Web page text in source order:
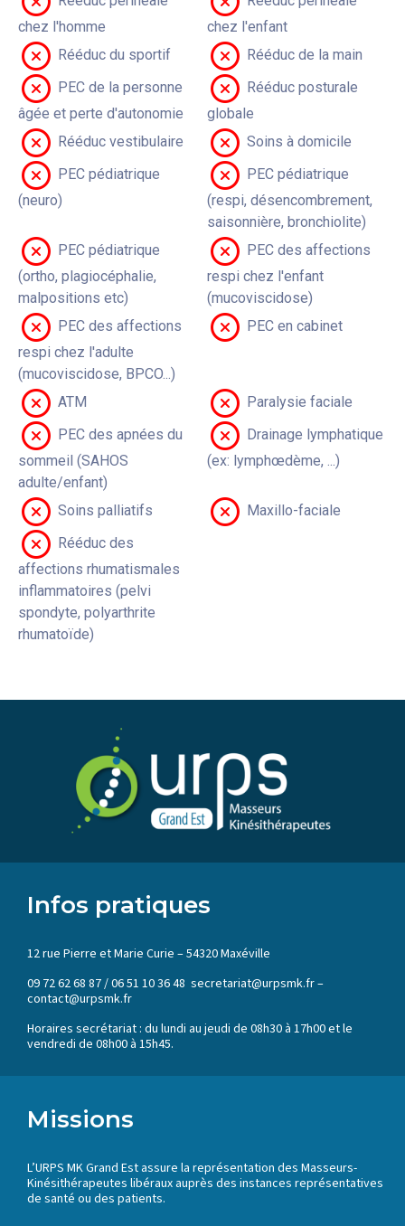
chez l'homme
chez l'enfant
Rééduc du sportif
Rééduc de la main
PEC de la personne
âgée et perte d'autonomie
Rééduc posturale
globale
Rééduc vestibulaire
Soins à domicile
PEC pédiatrique
(neuro)
PEC pédiatrique
(respi, désencombrement,
saisonnière, bronchiolite)
PEC pédiatrique
(ortho, plagiocéphalie,
malpositions etc)
PEC des affections
respi chez l'enfant
(mucoviscidose)
PEC des affections
respi chez l'adulte
(mucoviscidose, BPCO...)
PEC en cabinet
ATM
Paralysie faciale
PEC des apnées du
sommeil (SAHOS
adulte/enfant)
Drainage lymphatique
(ex: lymphœdème, ...)
Soins palliatifs
Maxillo-faciale
Rééduc des
affections rhumatismales
inflammatoires (pelvi
spondyte, polyarthrite
rhumatoïde)
Infos pratiques
12 rue Pierre et Marie Curie – 54320 Maxéville
09 72 62 68 87 / 06 51 10 36 48 secretariat@urpsmk.fr –
contact@urpsmk.fr
Horaires secrétariat : du lundi au jeudi de 08h30 à 17h00 et le
vendredi de 08h00 à 15h45.
Missions
L’URPS MK Grand Est assure la représentation des Masseurs-
Kinésithérapeutes libéraux auprès des instances représentatives
de santé ou des patients.